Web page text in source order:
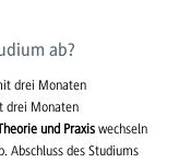
ab?
drei Monaten
drei Monaten
und Praxis wechseln
Abschluss des Studiums